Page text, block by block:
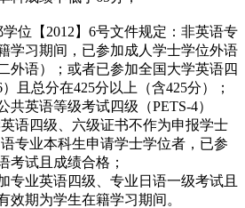
位【2012】6号文件规定：非英语专
学习期间，已参加成人学士学位外语
外语）；或者已参加全国大学英语四
且总分在425分以上（含425分）；
英语等级考试四级（PETS-4）
语四级、六级证书不作为申报学士
专业本科生申请学士学位者，已参
考试且成绩合格；
专业英语四级、专业日语一级考试且
效期为学生在籍学习期间。